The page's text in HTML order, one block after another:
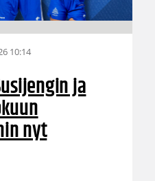
10:14
ja
nyt